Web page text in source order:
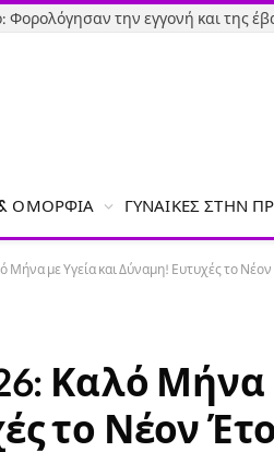
ΟΜΟΡΦΙΆ ΓΥΝΑΊΚΕΣ ΣΤΗΝ
Μήνα με Υγεία και Δύναμη! Ευτυχές το
Καλό Μήνα
το Νέον